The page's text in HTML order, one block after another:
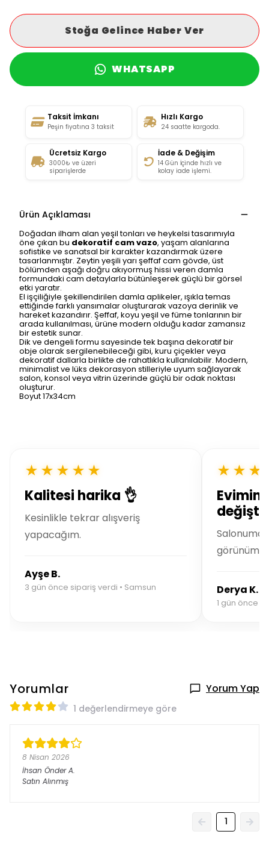
Stoğa Gelince Haber Ver
WHATSAPP
Taksit İmkanı
Peşin fiyatına 3 taksit
Hızlı Kargo
24 saatte kargoda.
Ücretsiz Kargo
3000₺ ve üzeri
siparişlerde
İade & Değişim
14 Gün İçinde hızlı ve
kolay iade işlemi.
Ürün Açıklaması
Doğadan ilham alan yeşil tonları ve heykelsi tasarımıyla
öne çıkan bu dekoratif cam vazo, yaşam alanlarına
sofistike ve sanatsal bir karakter kazandırmak üzere
tasarlanmıştır. Zeytin yeşili yarı şeffaf cam gövde, üst
bölümden aşağı doğru akıyormuş hissi veren damla
formundaki cam detaylarla bütünleşerek güçlü bir görsel
etki yaratır.
El işçiliğiyle şekillendirilen damla aplikeler, ışıkla temas
ettiğinde farklı yansımalar oluşturarak vazoya derinlik ve
hareket kazandırır. Şeffaf, koyu yeşil ve füme tonlarının bir
arada kullanılması, ürüne modern olduğu kadar zamansız
bir estetik sunar.
Dik ve dengeli formu sayesinde tek başına dekoratif bir
obje olarak sergilenebileceği gibi, kuru çiçekler veya
dekoratif dallarla birlikte de rahatlıkla kullanılabilir. Modern,
minimalist ve lüks dekorasyon stilleriyle uyum sağlayarak
salon, konsol veya vitrin üzerinde güçlü bir odak noktası
oluşturur.
Boyut 17x34cm
★★★★★
Kalitesi harika 👌
Kesinlikle tekrar alışveriş
yapacağım.
Ayşe B.
3 gün önce sipariş verdi • Samsun
Evimin
Salonuma
görünüm
Derya K.
1 gün önce
Yorumlar Yorum Yap
1 değerlendirmeye göre
8 Nisan 2026
İhsan Önder A.
Satın Alınmış
1